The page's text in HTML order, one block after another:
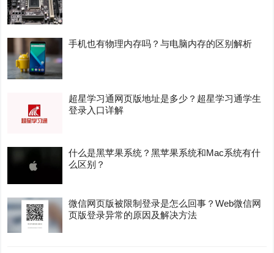
手机也有物理内存吗？与电脑内存的区别解析
超星学习通网页版地址是多少？超星学习通学生
登录入口详解
什么是黑苹果系统？黑苹果系统和Mac系统有什
么区别？
微信网页版被限制登录是怎么回事？Web微信网
页版登录异常的原因及解决方法